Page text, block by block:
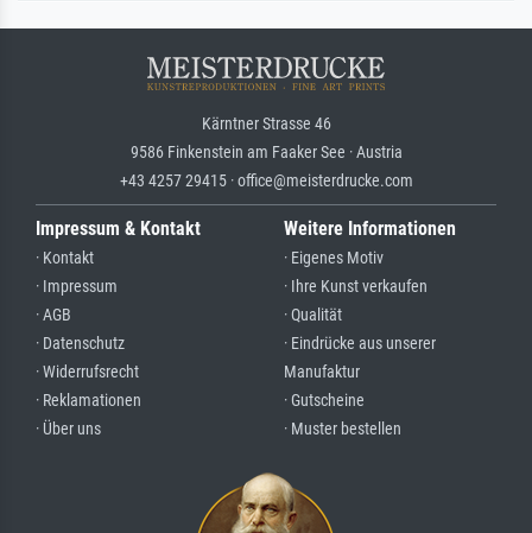
Kärntner Strasse 46
9586 Finkenstein am Faaker See · Austria
+43 4257 29415 · office@meisterdrucke.com
Impressum & Kontakt
· Kontakt
· Impressum
· AGB
· Datenschutz
· Widerrufsrecht
· Reklamationen
· Über uns
Weitere Informationen
· Eigenes Motiv
· Ihre Kunst verkaufen
· Qualität
· Eindrücke aus unserer
Manufaktur
· Gutscheine
· Muster bestellen